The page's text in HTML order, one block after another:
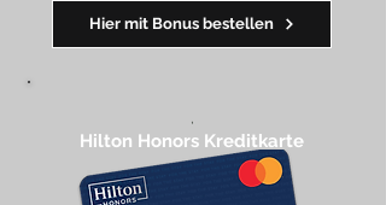
Hier mit Bonus bestellen
,
Hilton Honors Kreditkarte​